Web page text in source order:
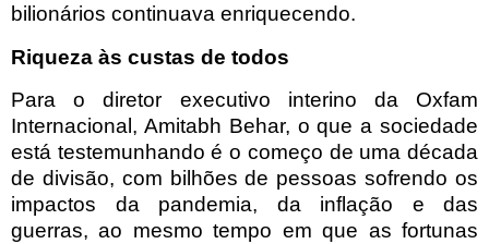
bilionários continuava enriquecendo.
Riqueza às custas de todos
Para o diretor executivo interino da Oxfam
Internacional, Amitabh Behar, o que a sociedade
está testemunhando é o começo de uma década
de divisão, com bilhões de pessoas sofrendo os
impactos da pandemia, da inflação e das
guerras, ao mesmo tempo em que as fortunas